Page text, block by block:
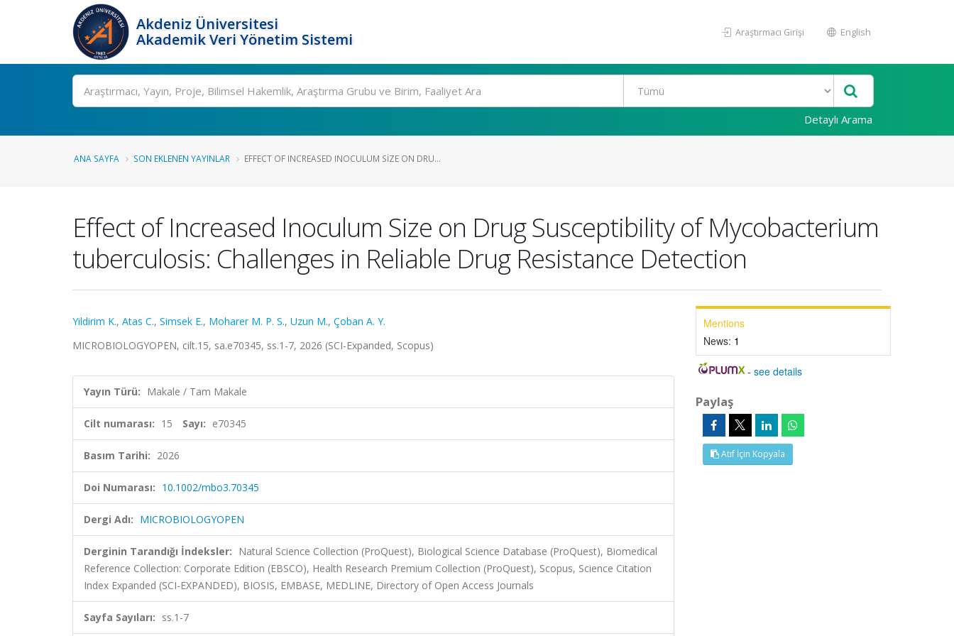
Akdeniz Üniversitesi
Akademik Veri Yönetim Sistemi
Araştırmacı Girişi English
Ara
Detaylı Arama
ANA SAYFA SON EKLENEN YAYINLAR EFFECT OF INCREASED INOCULUM SIZE ON DRU...
Effect of Increased Inoculum Size on Drug Susceptibility of Mycobacterium
tuberculosis: Challenges in Reliable Drug Resistance Detection
Yildirim K., Atas C., Simsek E., Moharer M. P. S., Uzun M., Çoban A. Y.
MICROBIOLOGYOPEN, cilt.15, sa.e70345, ss.1-7, 2026 (SCI-Expanded, Scopus)
Yayın Türü: Makale / Tam Makale
Cilt numarası: 15 Sayı: e70345
Basım Tarihi: 2026
Doi Numarası: 10.1002/mbo3.70345
Dergi Adı: MICROBIOLOGYOPEN
Derginin Tarandığı İndeksler: Natural Science Collection (ProQuest), Biological Science Database (ProQuest), Biomedical
Reference Collection: Corporate Edition (EBSCO), Health Research Premium Collection (ProQuest), Scopus, Science Citation
Index Expanded (SCI-EXPANDED), BIOSIS, EMBASE, MEDLINE, Directory of Open Access Journals
Sayfa Sayıları: ss.1-7
Mentions
News: 1
-see details
Paylaş
Atıf İçin Kopyala